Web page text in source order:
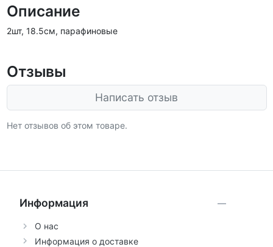
Описание
2шт, 18.5см, парафиновые
Отзывы
Написать отзыв
Нет отзывов об этом товаре.
Информация
О нас
Информация о доставке